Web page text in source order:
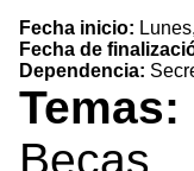
Fecha inicio:
Fecha de
Dependencia:
Temas:
Becas